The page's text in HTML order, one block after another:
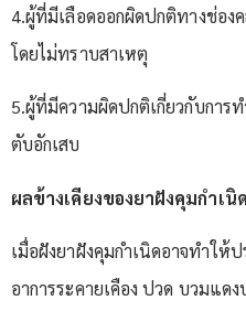
4.ผู้ที่มีเลือดออกผิดปกติทางช่อง
โดยไม่ทราบสาเหตุ
5.ผู้ที่มีความผิดปกติเกี่ยวกับการ
ตับอักเสบ
ผลข้างเคียงของยาฝังคุมกำเนิด
เมื่อฝังยาฝังคุมกำเนิดอาจทำให้
อาการระคายเคือง ปวด บวมแด